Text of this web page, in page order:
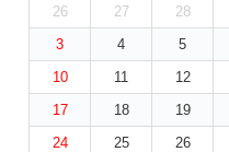
26
27 28
3
4 5
10
11 12
17
18 19
24
25 26